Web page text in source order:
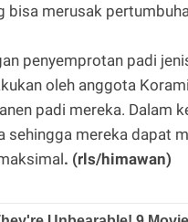
bisa merusak
penyemprotan padi
oleh anggota
padi mereka. Dalam
sehingga mereka dapat
. (rls/himawan)